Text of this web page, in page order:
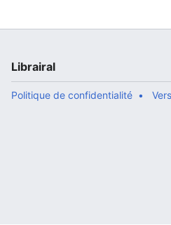
Librairal
Politique de confidentialité